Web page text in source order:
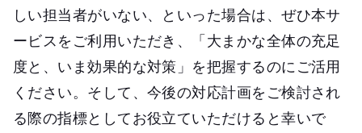
しい担当者がいない、といった場合は、ぜひ本サ
ービスをご利用いただき、「大まかな全体の充足
度と、いま効果的な対策」を把握するのにご活用
ください。そして、今後の対応計画をご検討され
る際の指標としてお役立ていただけると幸いで